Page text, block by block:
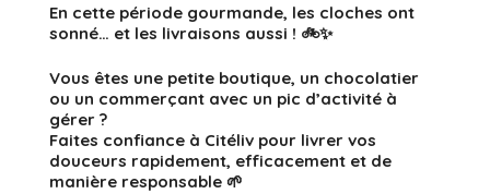
En cette période gourmande, les cloches ont
sonné… et les livraisons aussi ! 🚲✨
Vous êtes une petite boutique, un chocolatier
ou un commerçant avec un pic d’activité à
gérer ?
Faites confiance à Citéliv pour livrer vos
douceurs rapidement, efficacement et de
manière responsable 🌱